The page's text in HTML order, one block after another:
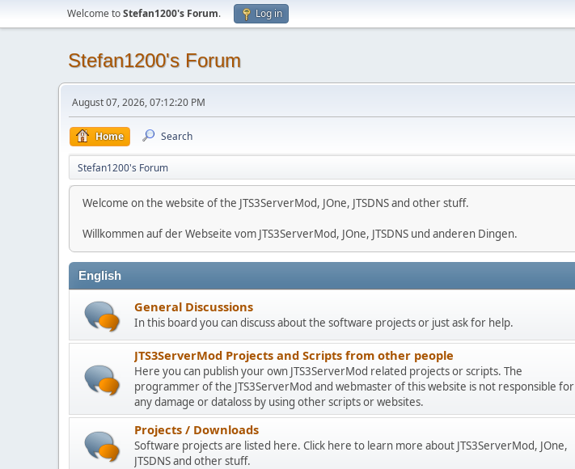
Welcome toStefan1200's Forum. Log in
Stefan1200's Forum
August 07, 2026, 07:12:20 PM
Home Search
Stefan1200's Forum
Welcome on the website of the JTS3ServerMod, JOne, JTSDNS and other stuff.
Willkommen auf der Webseite vom JTS3ServerMod, JOne, JTSDNS und anderen Dingen.
English
General Discussions
In this board you can discuss about the software projects or just ask for help.
JTS3ServerMod Projects and Scripts from other people
Here you can publish your own JTS3ServerMod related projects or scripts. The
programmer of the JTS3ServerMod and webmaster of this website is not responsible for
any damage or dataloss by using other scripts or websites.
Projects / Downloads
Software projects are listed here. Click here to learn more about JTS3ServerMod, JOne,
JTSDNS and other stuff.